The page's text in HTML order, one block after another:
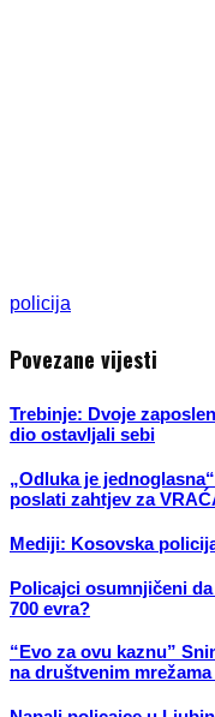
policija
Povezane vijesti
Trebinje: Dvoje
dio ostavljali sebi
„Odluka je
poslati zahtjev za
Mediji: Kosovska
Policajci osumnjičeni
700 evra?
“Evo za ovu kaznu”
na društvenim mrežama